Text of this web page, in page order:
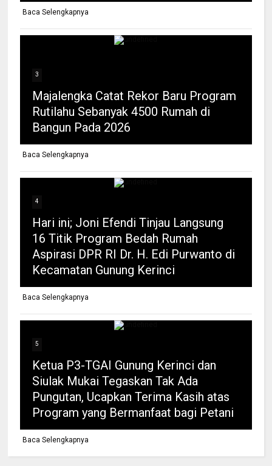
Baca Selengkapnya
3
Majalengka Catat Rekor Baru Program
Rutilahu Sebanyak 4500 Rumah di
Bangun Pada 2026
Baca Selengkapnya
4
Hari ini; Joni Efendi Tinjau Langsung
16 Titik Program Bedah Rumah
Aspirasi DPR RI Dr. H. Edi Purwanto di
Kecamatan Gunung Kerinci
Baca Selengkapnya
5
Ketua P3-TGAI Gunung Kerinci dan
Siulak Mukai Tegaskan Tak Ada
Pungutan, Ucapkan Terima Kasih atas
Program yang Bermanfaat bagi Petani
Baca Selengkapnya